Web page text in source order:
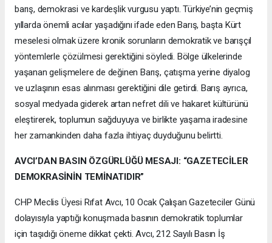
barış, demokrasi ve kardeşlik vurgusu yaptı. Türkiye’nin geçmiş
yıllarda önemli acılar yaşadığını ifade eden Barış, başta Kürt
meselesi olmak üzere kronik sorunların demokratik ve barışçıl
yöntemlerle çözülmesi gerektiğini söyledi. Bölge ülkelerinde
yaşanan gelişmelere de değinen Barış, çatışma yerine diyalog
ve uzlaşının esas alınması gerektiğini dile getirdi. Barış ayrıca,
sosyal medyada giderek artan nefret dili ve hakaret kültürünü
eleştirerek, toplumun sağduyuya ve birlikte yaşama iradesine
her zamankinden daha fazla ihtiyaç duyduğunu belirtti.
AVCI’DAN BASIN ÖZGÜRLÜĞÜ MESAJI: “GAZETECİLER
DEMOKRASİNİN TEMİNATIDIR”
CHP Meclis Üyesi Rıfat Avcı, 10 Ocak Çalışan Gazeteciler Günü
dolayısıyla yaptığı konuşmada basının demokratik toplumlar
için taşıdığı öneme dikkat çekti. Avcı, 212 Sayılı Basın İş